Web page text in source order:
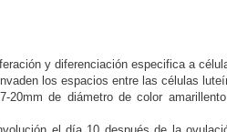
y diferenciación especifica a
los espacios entre las células
de diámetro de color